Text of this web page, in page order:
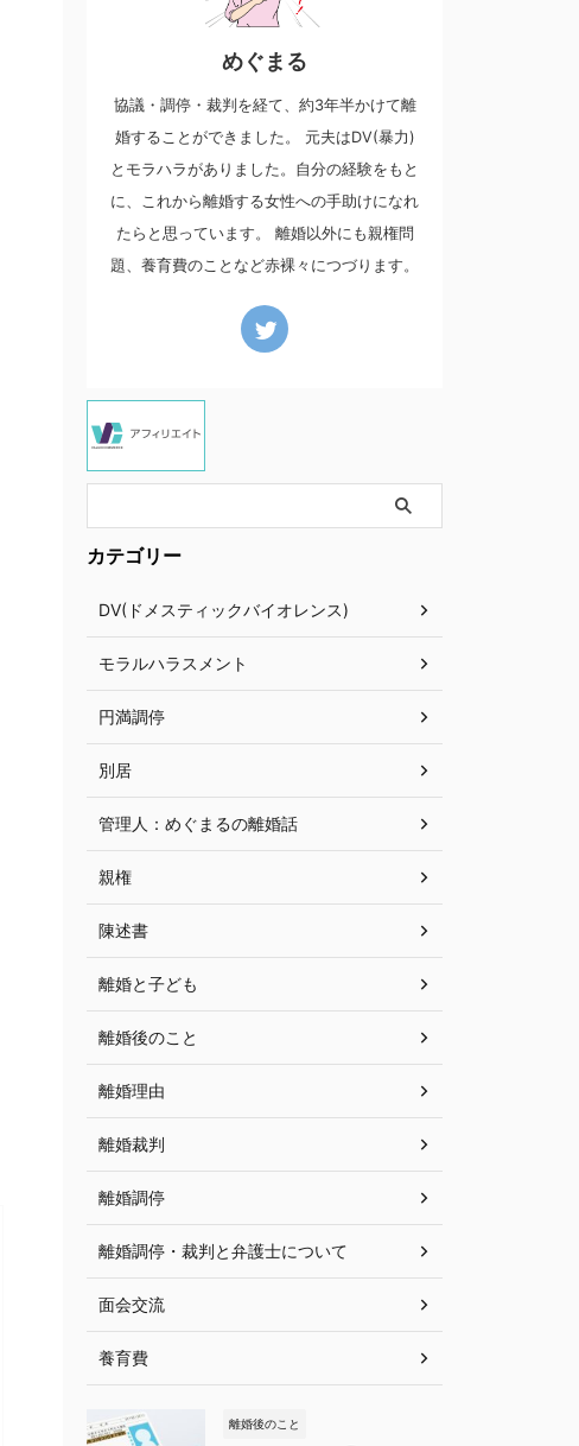
めぐまる
協議・調停・裁判を経て、約3年半かけて離
婚することができました。 元夫はDV(暴力)
とモラハラがありました。自分の経験をもと
に、これから離婚する女性への手助けになれ
たらと思っています。 離婚以外にも親権問
題、養育費のことなど赤裸々につづります。
カテゴリー
DV(ドメスティックバイオレンス)
モラルハラスメント
円満調停
別居
管理人：めぐまるの離婚話
親権
陳述書
離婚と子ども
離婚後のこと
離婚理由
離婚裁判
離婚調停
離婚調停・裁判と弁護士について
面会交流
養育費
離婚後のこと